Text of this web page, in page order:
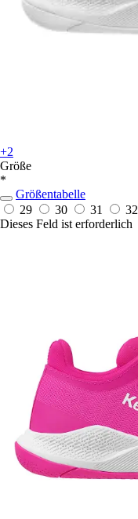
+2
Größe
*
Größentabelle
29
30 31 32
Dieses Feld ist erforderlich